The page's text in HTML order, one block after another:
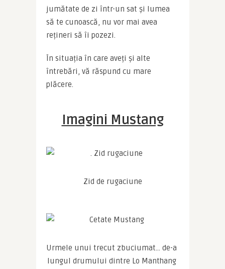
jumătate de zi într-un sat și lumea
să te cunoască, nu vor mai avea
rețineri să îi pozezi.
În situația în care aveți și alte
întrebări, vă răspund cu mare
plăcere.
Imagini Mustang
Zid de rugaciune
Urmele unui trecut zbuciumat… de-a
lungul drumului dintre Lo Manthang